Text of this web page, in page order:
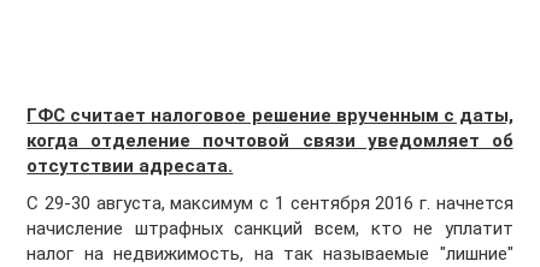
ГФС считает налоговое решение врученным с даты,
когда отделение почтовой связи уведомляет об
отсутствии адресата.
С 29-30 августа, максимум с 1 сентября 2016 г. начнется
начисление штрафных санкций всем, кто не уплатит
налог на недвижимость, на так называемые "лишние"